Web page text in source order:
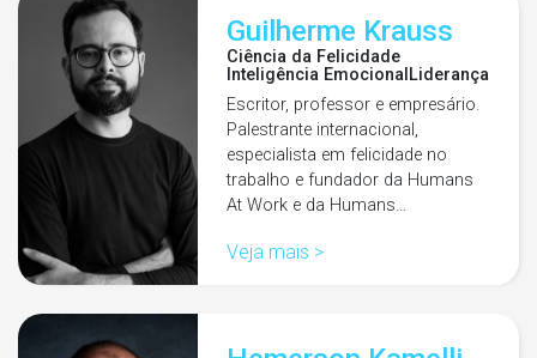
Guilherme Krauss
Ciência da Felicidade
Inteligência Emocional Liderança
Escritor, professor e empresário.
Palestrante internacional,
especialista em felicidade no
trabalho e fundador da Humans
At Work e da Humans…
Veja mais >